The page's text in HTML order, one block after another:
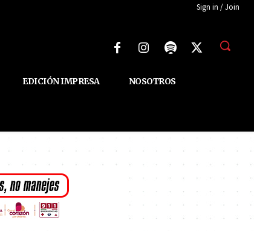
Sign in / Join
EDICIÓN IMPRESA NOSOTROS